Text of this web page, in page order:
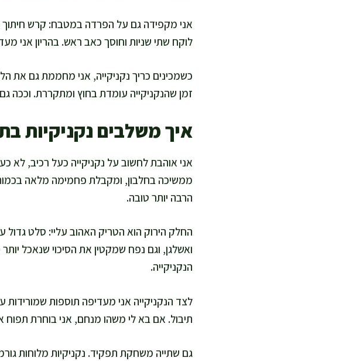
אני מקפידה גם על הפרדה במטבח: קרש חיתוך
לוקח שתי שניות וחוסך כאב ראש. בהריון אני
כשמכינים כריך נקניקייה, אני מחממת גם את
זמן שהנקניקייה עומדת בחוץ ומתקררת. וככה
איך משלבים נקניקיות
אני אוהבת לחשוב על נקניקייה כעל רכיב, לא
ממשיכה בחלבון, ומקבלת פחמימה מלאה
הרבה יותר טובה.
ואשלגן, וגם נפח שמקטין את הסיכוי שנאכל
הנקניקייה.
לצד הנקניקייה אני מעדיפה תוספות שמורידות
תיבול. אם בא לי משהו מנחם, אני בוחרת תפוח
גם שתייה משחקת תפקיד. נקניקיות מלוחות